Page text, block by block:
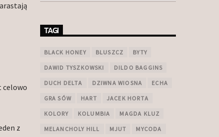
celowo
z
TAGI
BLACK HONEY BLUSZCZ BYTY
DAWID TYSZKOWSKI DILDO BAGGINS
DUCH DELTA DZIWNA WIOSNA ECHA
GRA SÓW HART JACEK HORTA
KOLORY KOLUMBIA MAGDA KLUZ
MELANCHOLY HILL MJUT MYCODA